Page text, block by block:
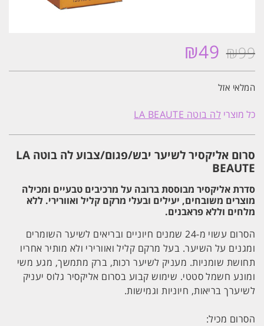
₪99
המחיר
₪99.
₪49
המלאי אזל
כל מוצרי לה בוטה LA BEAUTE
סרום אליקסיר לשיער יבש/פגום/צבוע לה בוטה LA
BEAUTE
סדרת אליקסיר מבוססת ברובה על מרכיבים טבעיים ומכילה
מוצרים משובחים, יעילים ובעלי מרקם קליל ואוורירי. ללא
מלחים וללא פראבנים.
הסרום עשוי מ-24 שמנים חיוניים ובריאים לשיער השומרים
ומגנים על השיער. בעל מרקם קליל ואוורירי ולא מותיר אחריו
תחושת שומניות. מעניק לשיער רכות, ברק מתמשך, מגע משי
ומונע חשמל סטטי. שימוש קבוע בסרום אליקסיר גלוס יעניק
לשיערך בריאות, חיוניות וגמישות.
הסרום מכיל: